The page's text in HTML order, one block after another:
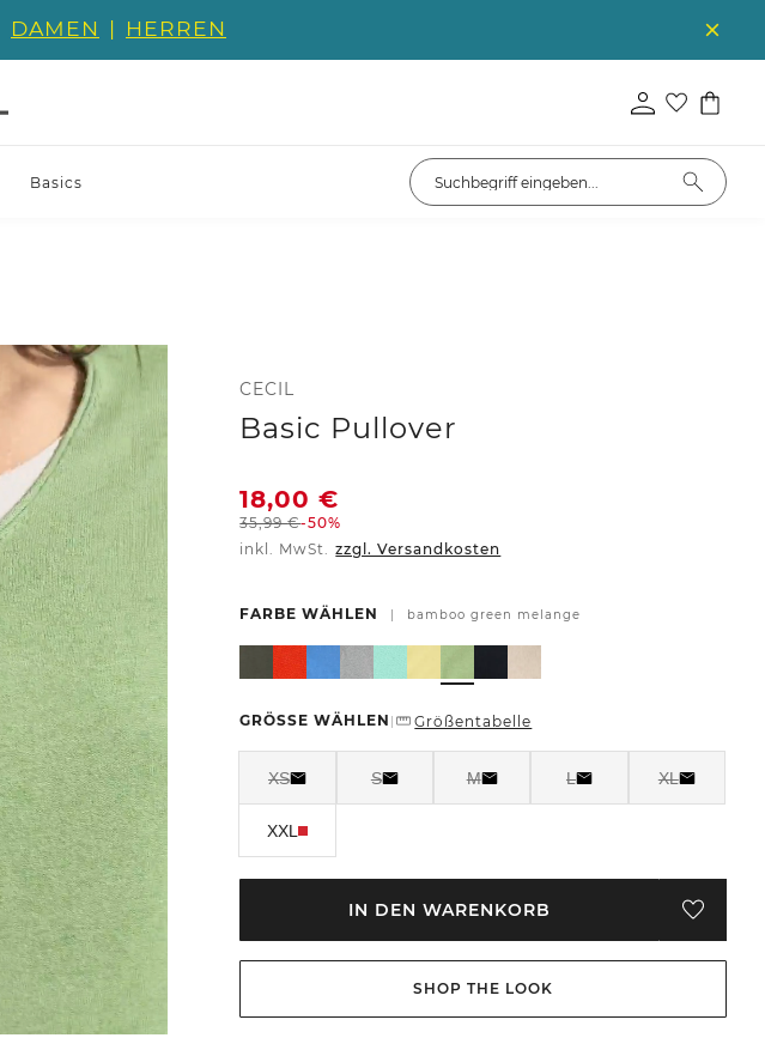
DAMEN | HERREN
Basics
CECIL
Basic Pullover
18,00€
35,99€-50%
inkl. MwSt. zzgl. Versandkosten
FARBE WÄHLEN | bamboo green melange
GRÖSSE WÄHLEN | Größentabelle
XS S M L XL
XXL
IN DEN WARENKORB
SHOP THE LOOK